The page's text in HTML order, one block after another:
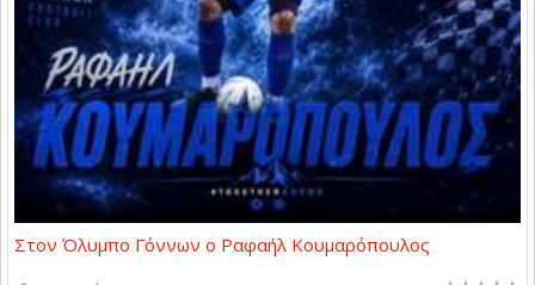
Στον Όλυμπο Γόννων ο Ραφαήλ Κουμαρόπουλος